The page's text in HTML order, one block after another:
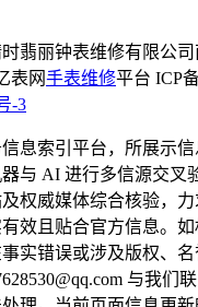
翡丽钟表维修有限公司
表网手表维修平台 ICP
-3
息索引平台，所展示
与 AI 进行多信源交叉
权威媒体综合核验，
效且贴合官方信息。
实错误或涉及版权、名
与我们